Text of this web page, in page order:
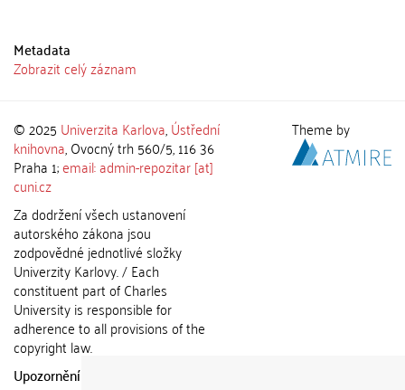
Metadata
Zobrazit celý záznam
© 2025 Univerzita Karlova,Ústřední
knihovna, Ovocný trh 560/5, 116 36
Praha 1;email: admin-repozitar [at]
cuni.cz
Za dodržení všech ustanovení
autorského zákona jsou
zodpovědné jednotlivé složky
Univerzity Karlovy. / Each
constituent part of Charles
University is responsible for
adherence to all provisions of the
copyright law.
Upozornění / Notice:
Theme by